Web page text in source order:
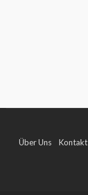
Über Uns Kontakt